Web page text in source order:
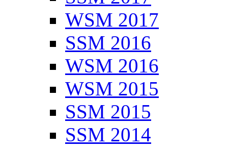
WSM 2017
SSM 2016
WSM 2016
WSM 2015
SSM 2015
SSM 2014